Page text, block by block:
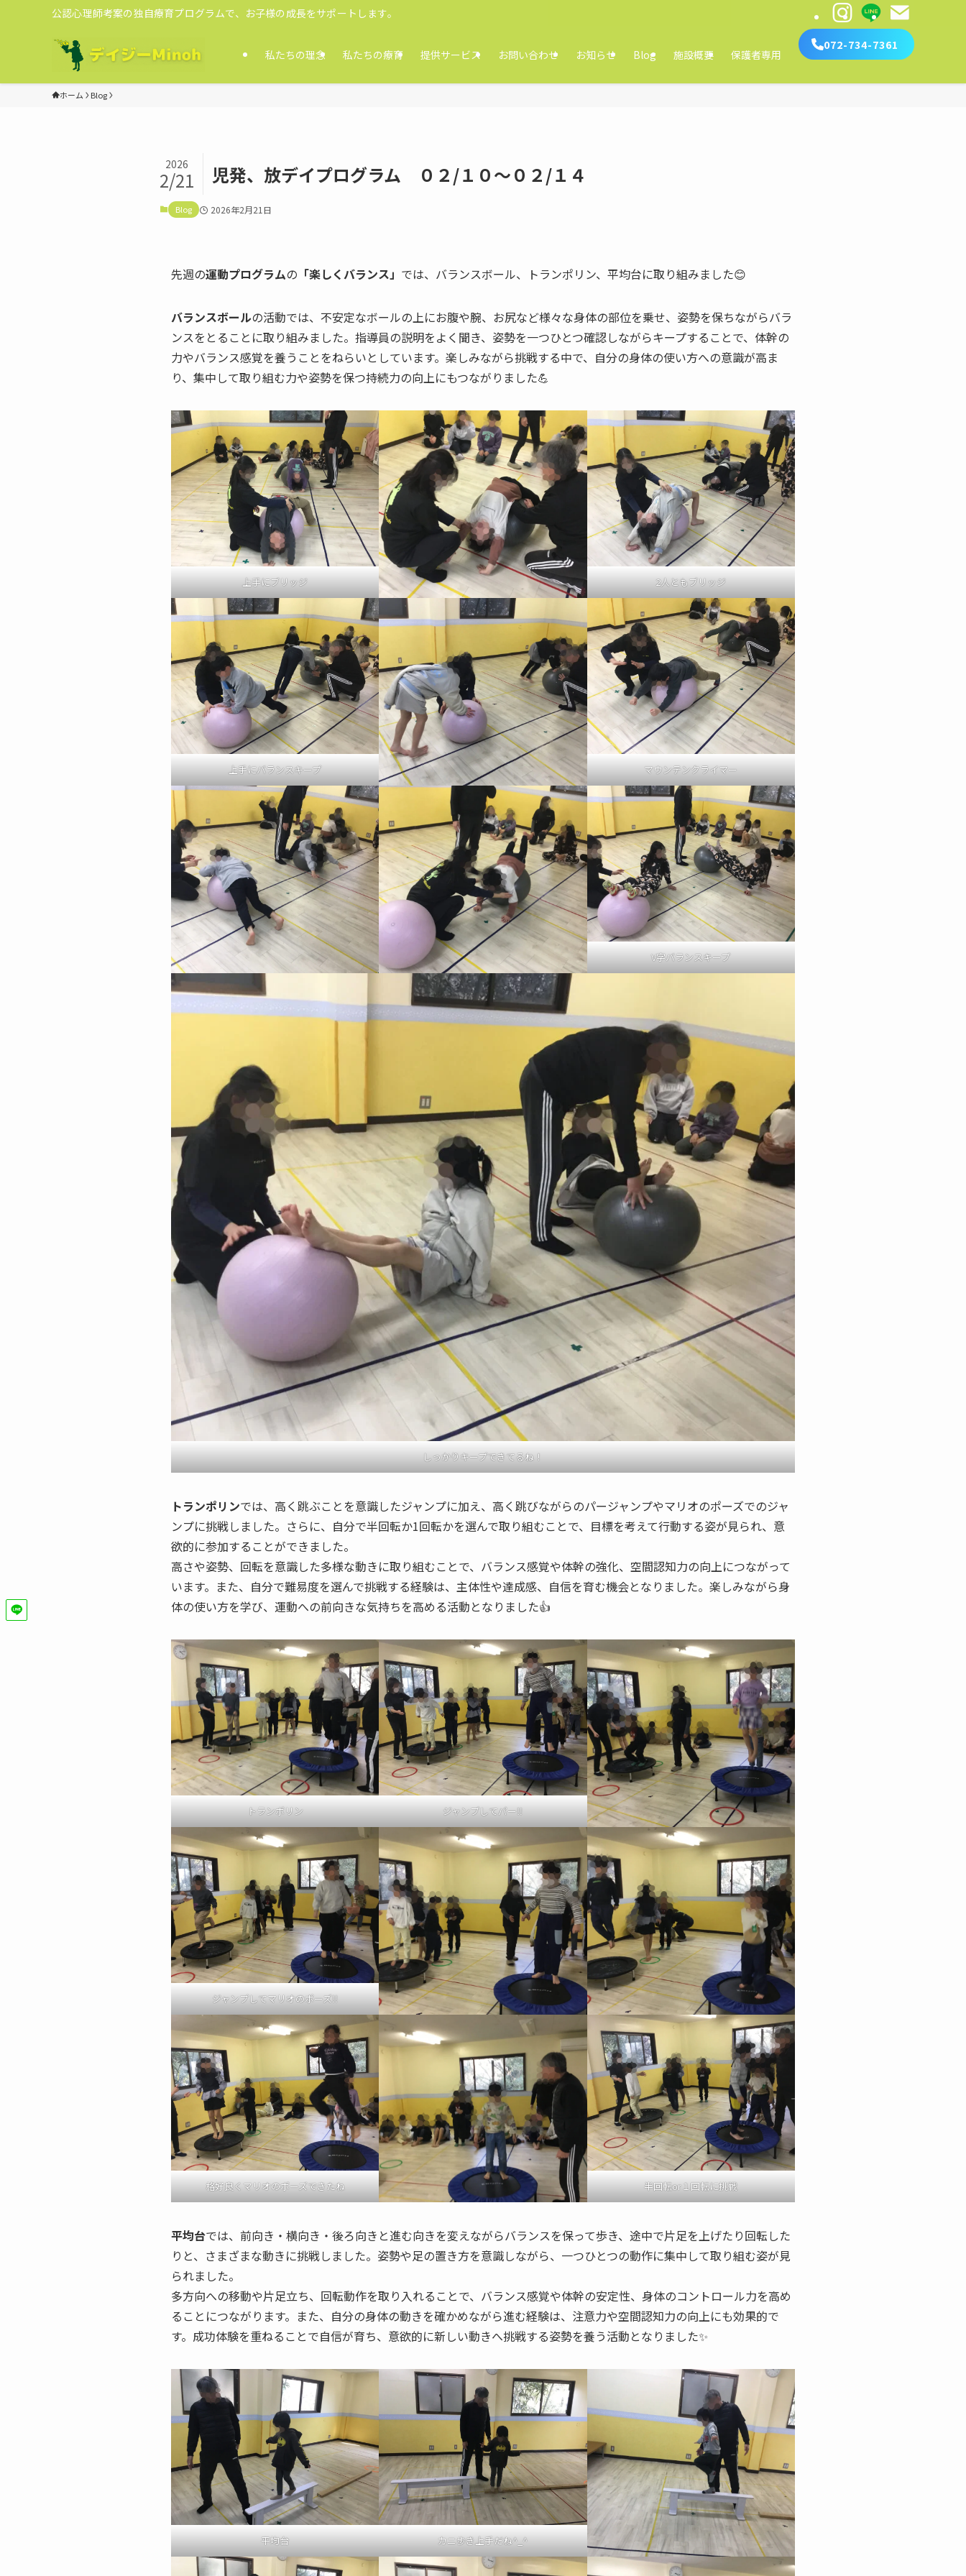
公認心理師考案の独自療育プログラムで、お子様の成長をサポートします。
私たちの理念 私たちの療育 提供サービス お問い合わせ お知らせ Blog 施設概要 保護者専用
072-734-7361
ホーム Blog
児発、放デイプログラム ０２/１０～０２/１４
2026
2/21
Blog 2026年2月21日
先週の運動プログラムの 「楽しくバランス」 では、バランスボール、トランポリン、平均台に取り組みました😊
バランスボールの活動では、不安定なボールの上にお腹や腕、お尻など様々な身体の部位を乗せ、姿勢を保ちながらバラ
ンスをとることに取り組みました。指導員の説明をよく聞き、姿勢を一つひとつ確認しながらキープすることで、体幹の
力やバランス感覚を養うことをねらいとしています。楽しみながら挑戦する中で、自分の身体の使い方への意識が高ま
り、集中して取り組む力や姿勢を保つ持続力の向上にもつながりました💪
上手にブリッジ 2人ともブリッジ
上手にバランスキープ マウンテンクライマー
V字バランスキープ
しっかりキープできてるね！
トランポリンでは、高く跳ぶことを意識したジャンプに加え、高く跳びながらのパージャンプやマリオのポーズでのジャ
ンプに挑戦しました。さらに、自分で半回転か1回転かを選んで取り組むことで、目標を考えて行動する姿が見られ、意
欲的に参加することができました。
高さや姿勢、回転を意識した多様な動きに取り組むことで、バランス感覚や体幹の強化、空間認知力の向上につながって
います。また、自分で難易度を選んで挑戦する経験は、主体性や達成感、自信を育む機会となりました。楽しみながら身
体の使い方を学び、運動への前向きな気持ちを高める活動となりました👍
トランポリン ジャンプしてパー‼︎
ジャンプしてマリオのポーズ‼︎
格好良くマリオのポーズできたね 半回転or１回転に挑戦
平均台では、前向き・横向き・後ろ向きと進む向きを変えながらバランスを保って歩き、途中で片足を上げたり回転した
りと、さまざまな動きに挑戦しました。姿勢や足の置き方を意識しながら、一つひとつの動作に集中して取り組む姿が見
られました。
多方向への移動や片足立ち、回転動作を取り入れることで、バランス感覚や体幹の安定性、身体のコントロール力を高め
ることにつながります。また、自分の身体の動きを確かめながら進む経験は、注意力や空間認知力の向上にも効果的で
す。成功体験を重ねることで自信が育ち、意欲的に新しい動きへ挑戦する姿勢を養う活動となりました✨
平均台 カニ歩き上手だね^_^